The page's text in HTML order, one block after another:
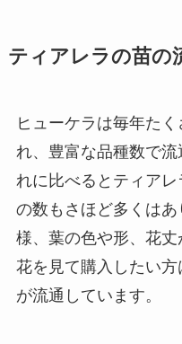
ティアレラの苗の
ヒューケラは毎年た
れ、豊富な品種数で
れに比べるとティア
の数もさほど多くは
様、葉の色や形、花丈
花を見て購入したい
が流通しています。